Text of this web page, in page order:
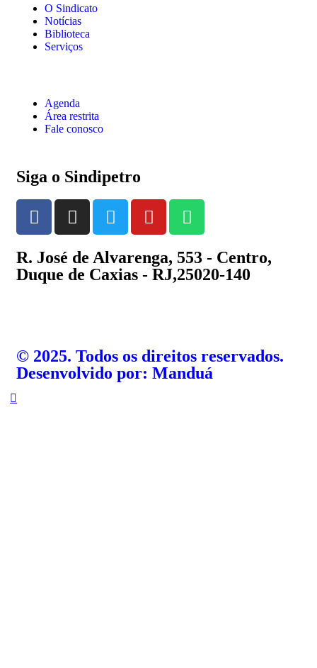
O Sindicato
Notícias
Biblioteca
Serviços
Agenda
Área restrita
Fale conosco
Siga o Sindipetro
R. José de Alvarenga, 553 - Centro,
Duque de Caxias - RJ,25020-140
©️ 2025. Todos os direitos reservados.
Desenvolvido por: Manduá